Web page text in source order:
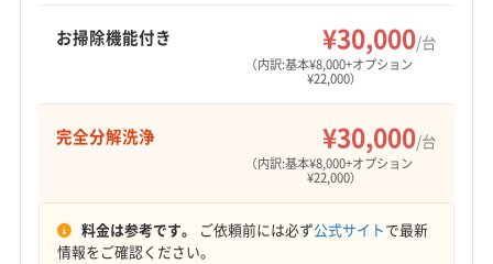
お掃除機能付き ¥30,000/台
（内訳:基本¥8,000+オプション
¥22,000）
完全分解洗浄 ¥30,000/台
（内訳:基本¥8,000+オプション
¥22,000）
料金は参考です。 ご依頼前には必ず公式サイトで最新
情報をご確認ください。